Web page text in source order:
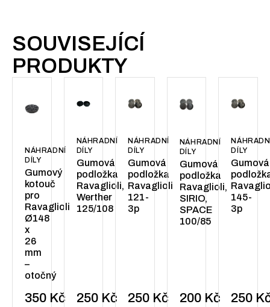
SOUVISEJÍCÍ
PRODUKTY
NÁHRADNÍ
DÍLY
Gumový
kotouč
pro
Ravaglioli
Ø148
x
26
mm
–
otočný
350 Kč
NÁHRADNÍ
DÍLY
Gumová
podložka
Ravaglioli,
Werther
125/108
250 Kč
NÁHRADNÍ
DÍLY
Gumová
podložka
Ravaglioli
121-
3p
250 Kč
NÁHRADNÍ
DÍLY
Gumová
podložka
Ravaglioli,
SIRIO,
SPACE
100/85
200 Kč
DÍLY
Gumová
145-
3p
250